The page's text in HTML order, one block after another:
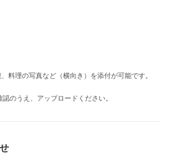
料理の写真など（横向き）を添付が可能です。
認のうえ、アップロードください。